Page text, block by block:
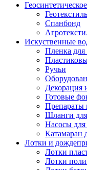
Геотекстиль
Спанбонд
Искуственные
Пленка для
Ручьи
Декорация
Готовые
Препараты
Шланги
Насосы
Катамаран
Лотки и
Лотки
Лотки